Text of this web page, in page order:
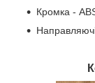
Кромка -